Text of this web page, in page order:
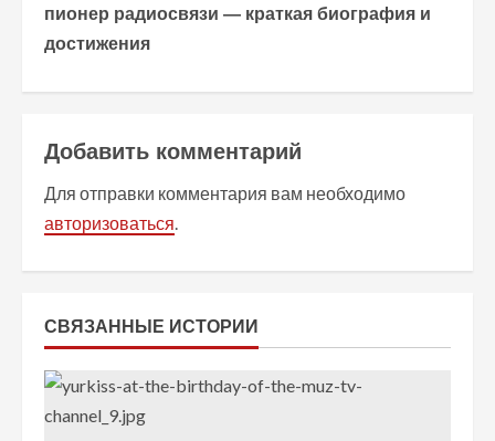
л
т
ь
е
н
пионер радиосвязи — краткая биография и
достижения
Добавить комментарий
Для отправки комментария вам необходимо
авторизоваться.
СВЯЗАННЫЕ ИСТОРИИ